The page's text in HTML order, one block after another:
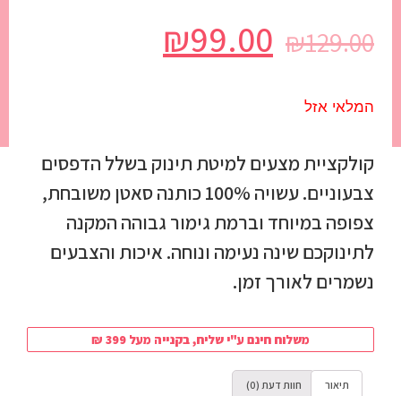
₪129.00
₪99.00
המלאי אזל
קולקציית מצעים למיטת תינוק בשלל הדפסים
צבעוניים. עשויה 100% כותנה סאטן משובחת,
צפופה במיוחד וברמת גימור גבוהה המקנה
לתינוקכם שינה נעימה ונוחה. איכות והצבעים
נשמרים לאורך זמן.
משלוח חינם ע"י שליח, בקנייה מעל 399 ₪
תיאור חוות דעת (0)